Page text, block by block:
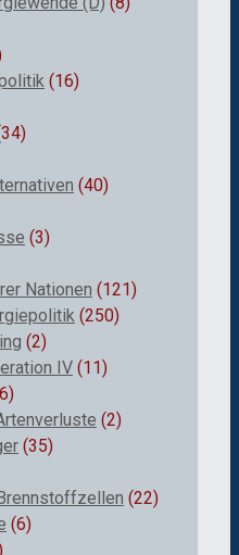
(16)
(40)
(3)
Nationen (121)
(250)
(2)
IV (11)
(2)
(35)
(22)
(6)